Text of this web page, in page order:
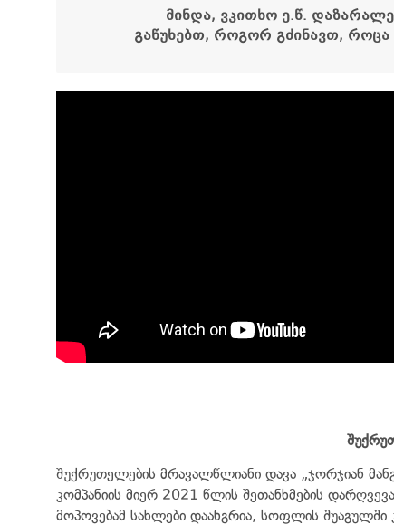
მინდა, ვკითხო ე.წ.
გაწუხებთ, როგორ გძინავთ, როცა
შუქრუთელების მრავალწლიანი დავა „ჯორჯიან
კომპანიის მიერ 2021 წლის შეთანხმების
მოპოვებამ სახლები დაანგრია, სოფლის